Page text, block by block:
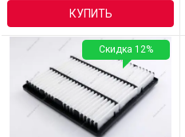
КУПИТЬ
Скидка 12%